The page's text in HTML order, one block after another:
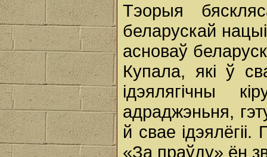
Тэорыя
беларускай
асноваў
Купала, які ў
ідэялягічны
адраджэньня,
й свае
«За праўду» ён